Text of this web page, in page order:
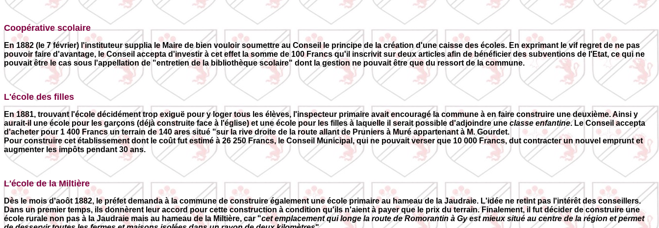
Coopérative scolaire
En 1882 (le 7 février) l'instituteur supplia le Maire de bien vouloir soumettre au Conseil le principe de la création d'une caisse des écoles. En exprimant le vif regret de ne pas
pouvoir faire d'avantage, le Conseil accepta d'investir à cet effet la somme de 100 Francs qu'il inscrivit sur deux articles afin de bénéficier des subventions de l'Etat, ce qui ne
pouvait être le cas sous l'appellation de "entretien de la bibliothèque scolaire" dont la gestion ne pouvait être que du ressort de la commune.
L'école des filles
En 1881, trouvant l'école décidément trop exiguë pour y loger tous les élèves, l'inspecteur primaire avait encouragé la commune à en faire construire une deuxième. Ainsi y
aurait-il une école pour les garçons (déjà construite face à l'église) et une école pour les filles à laquelle il serait possible d'adjoindre une classe enfantine. Le Conseil accepta
d'acheter pour 1 400 Francs un terrain de 140 ares situé "sur la rive droite de la route allant de Pruniers à Muré appartenant à M. Gourdet.
Pour construire cet établissement dont le coût fut estimé à 26 250 Francs, le Conseil Municipal, qui ne pouvait verser que 10 000 Francs, dut contracter un nouvel emprunt et
augmenter les impôts pendant 30 ans.
L'école de la Miltière
Dès le mois d'aoôt 1882, le préfet demanda à la commune de construire également une école primaire au hameau de la Jaudraie. L'idée ne retint pas l'intérêt des conseillers.
Dans un premier temps, ils donnèrent leur accord pour cette construction à condition qu'ils n'aient à payer que le prix du terrain. Finalement, il fut décider de construire une
école rurale non pas à la Jaudraie mais au hameau de la Miltière, car "cet emplacement qui longe la route de Romorantin à Gy est mieux situé au centre de la région et permet